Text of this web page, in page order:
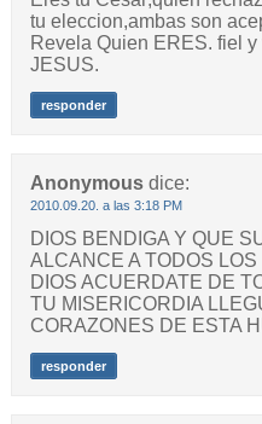
tu eleccion,ambas son
Revela Quien ERES. fiel
JESUS.
responder
Anonymous dice:
2010.09.20. a las 3:18 PM
DIOS BENDIGA Y QUE
ALCANCE A TODOS
DIOS ACUERDATE DE
TU MISERICORDIA
CORAZONES DE ESTA
responder